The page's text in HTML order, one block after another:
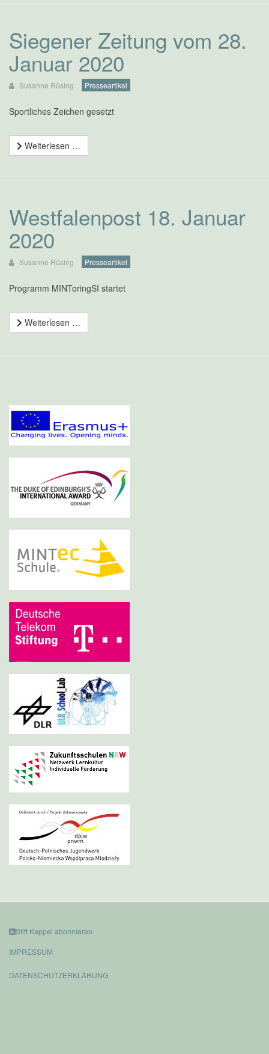
Siegener Zeitung vom 28.
Januar 2020
Susanne Rüsing Presseartikel
Sportliches Zeichen gesetzt
Weiterlesen …
Westfalenpost 18. Januar
2020
Susanne Rüsing Presseartikel
Programm MINToringSI startet
Weiterlesen …
Stift Keppel abonnieren
IMPRESSUM
DATENSCHUTZERKLÄRUNG